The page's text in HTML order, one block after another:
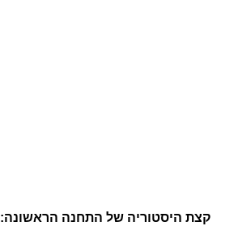
קצת היסטוריה של התחנה הראשונה: